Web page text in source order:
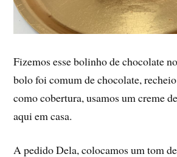
Fizemos esse bolinho de chocolate
bolo foi comum de chocolate,
como cobertura, usamos um creme
aqui em casa.
A pedido Dela, colocamos um tom